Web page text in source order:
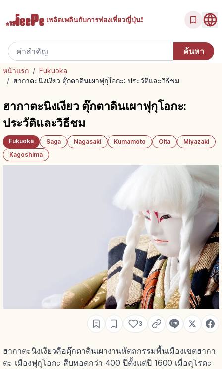
เพลิดเพลินกับการท่องเที่ยวญี่ปุ่น!
หน้าแรก / Fukuoka
/ ฮากาตะนิงเงียว ตุ๊กตาดินเผาฟุกุโอกะ: ประวัติและวิธีชม
ฮากาตะนิงเงียว ตุ๊กตาดินเผาฟุกุโอกะ:
ประวัติและวิธีชม
Fukuoka Saga Nagasaki Kumamoto Oita
Miyazaki
Kagoshima
3
ฮากาตะนิงเงียวคือตุ๊กตาดินเผางานหัตถกรรมพื้นเมืองเขตฮากา
ตะ เมืองฟุกุโอกะ สืบทอดกว่า 400 ปีตั้งแต่ปี 1600 เมื่อคุโรดะ